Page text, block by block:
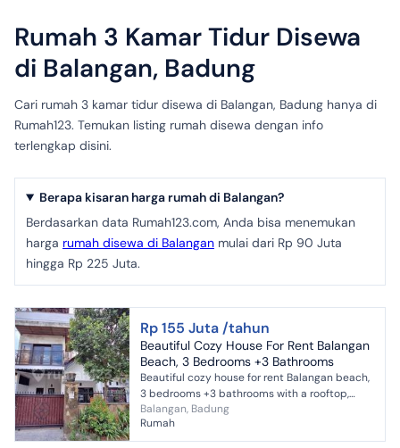
Rumah 3 Kamar Tidur Disewa
di Balangan, Badung
Cari rumah 3 kamar tidur disewa di Balangan, Badung hanya di
Rumah123. Temukan listing rumah disewa dengan info
terlengkap disini.
Berapa kisaran harga rumah di Balangan?
Berdasarkan data Rumah123.com, Anda bisa menemukan
harga rumah disewa di Balangan mulai dari Rp 90 Juta
hingga Rp 225 Juta.
Rp 155 Juta /tahun
Beautiful Cozy House For Rent Balangan
Beach, 3 Bedrooms +3 Bathrooms
Beautiful cozy house for rent Balangan beach,
3 bedrooms +3 bathrooms with a rooftop,
close to everything within walking distance to
Shops, cafe,...
Balangan, Badung
Rumah